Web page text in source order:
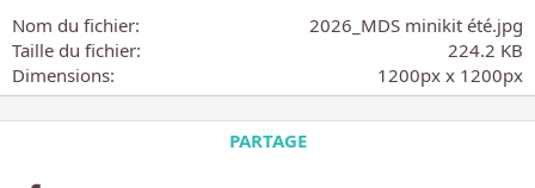
l
e
s
Nom du fichier
2026_MDS minikit été.jpg
Taille du fichier
224.2 KB
Dimensions
1200px x 1200px
PARTAGE